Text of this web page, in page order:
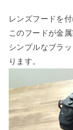
レンズフードを
このフードが金
シンプルなブラ
ります。